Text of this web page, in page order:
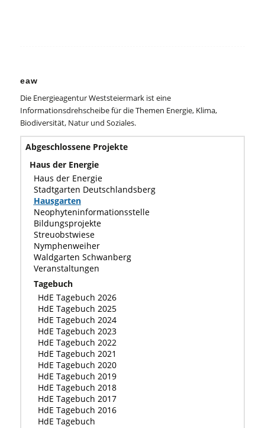
eaw
Die Energieagentur Weststeiermark ist eine
Informationsdrehscheibe für die Themen Energie, Klima,
Biodiversität, Natur und Soziales.
Abgeschlossene Projekte
Haus der Energie
Haus der Energie
Stadtgarten Deutschlandsberg
Hausgarten
Neophyteninformationsstelle
Bildungsprojekte
Streuobstwiese
Nymphenweiher
Waldgarten Schwanberg
Veranstaltungen
Tagebuch
HdE Tagebuch 2026
HdE Tagebuch 2025
HdE Tagebuch 2024
HdE Tagebuch 2023
HdE Tagebuch 2022
HdE Tagebuch 2021
HdE Tagebuch 2020
HdE Tagebuch 2019
HdE Tagebuch 2018
HdE Tagebuch 2017
HdE Tagebuch 2016
HdE Tagebuch